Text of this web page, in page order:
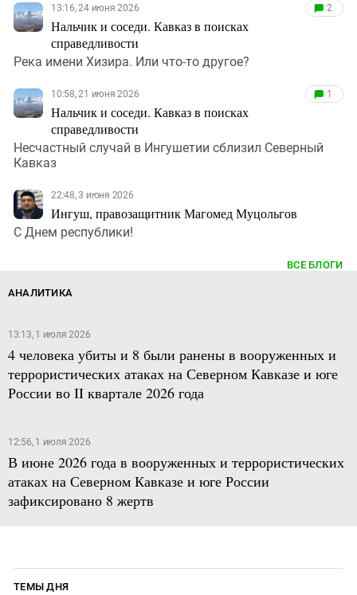
13:16, 24 июня 2026
Нальчик и соседи. Кавказ в поисках
справедливости
2
Река имени Хизира. Или что-то другое?
10:58, 21 июня 2026
Нальчик и соседи. Кавказ в поисках
справедливости
1
Несчастный случай в Ингушетии сблизил Северный
Кавказ
22:48, 3 июня 2026
Ингуш, правозащитник Магомед Муцольгов
С Днем республики!
ВСЕ БЛОГИ
АНАЛИТИКА
13:13, 1 июля 2026
4 человека убиты и 8 были ранены в вооруженных и
террористических атаках на Северном Кавказе и юге
России во II квартале 2026 года
12:56, 1 июля 2026
В июне 2026 года в вооруженных и террористических
атаках на Северном Кавказе и юге России
зафиксировано 8 жертв
ТЕМЫ ДНЯ